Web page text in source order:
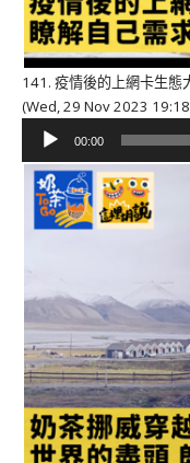
141. 疫情後的上網卡生態
(Wed, 29 Nov 2023
播
器
00:00